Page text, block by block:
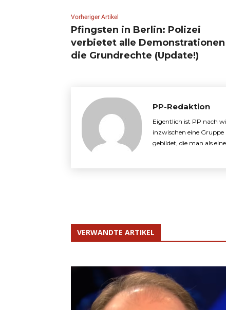
Vorheriger Artikel
Pfingsten in Berlin: Polizei
verbietet alle
die Grundrechte (Update!)
PP-Redaktion
Eigentlich ist PP nach
inzwischen eine
gebildet, die man als
VERWANDTE ARTIKEL